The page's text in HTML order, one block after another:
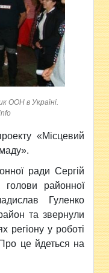
ООН в Україні.
«Місцевий
ради Сергій
районної
Гуленко
та звернули
регіону у роботі
це йдеться на